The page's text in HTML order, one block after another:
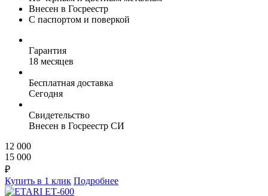
Внесен в Госреестр
С паспортом и поверкой
Гарантия
18 месяцев
Бесплатная доставка
Сегодня
Свидетельство
Внесен в Госреестр СИ
12 000
15 000
₽
Купить в 1 клик Подробнее